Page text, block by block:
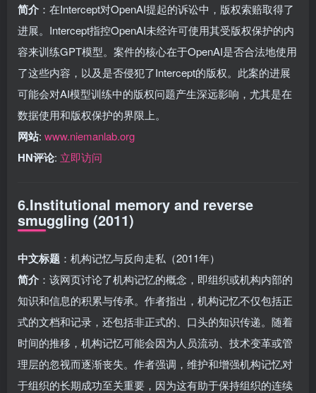
简介 ：在Intercept对OpenAI提起的诉讼中，版权索赔取得了
进展。Intercept指控OpenAI未经许可使用其受版权保护的内
容来训练GPT模型。案件的核心在于OpenAI是否合法地使用
了这些内容，以及是否侵犯了Intercept的版权。此案的进展
可能会对AI模型训练中的版权问题产生深远影响，尤其是在
数据使用和版权保护的界限上。
网站: www.niemanlab.org
HN评论: 立即访问
6.Institutional memory and reverse
smuggling (2011)
中文标题 ：机构记忆与反向走私（2011年）
简介 ：该网页讨论了机构记忆的概念，即组织或机构内部的
知识和信息的积累与传承。作者指出，机构记忆不仅包括正
式的文档和记录，还包括非正式的、口头的知识传递。随着
时间的推移，机构记忆可能会因为人员流动、技术变革或管
理层的忽视而逐渐丧失。作者强调，维护和增强机构记忆对
于组织的长期成功至关重要，因为这有助于保持组织的连续